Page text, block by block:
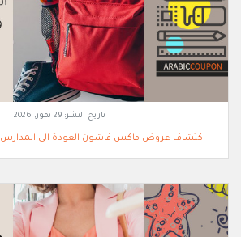
تاريخ النشر:29 تموز, 2026
اكتشاف عروض ماكس فاشون العودة الى المدارس 2026 واصلة حتى 75%